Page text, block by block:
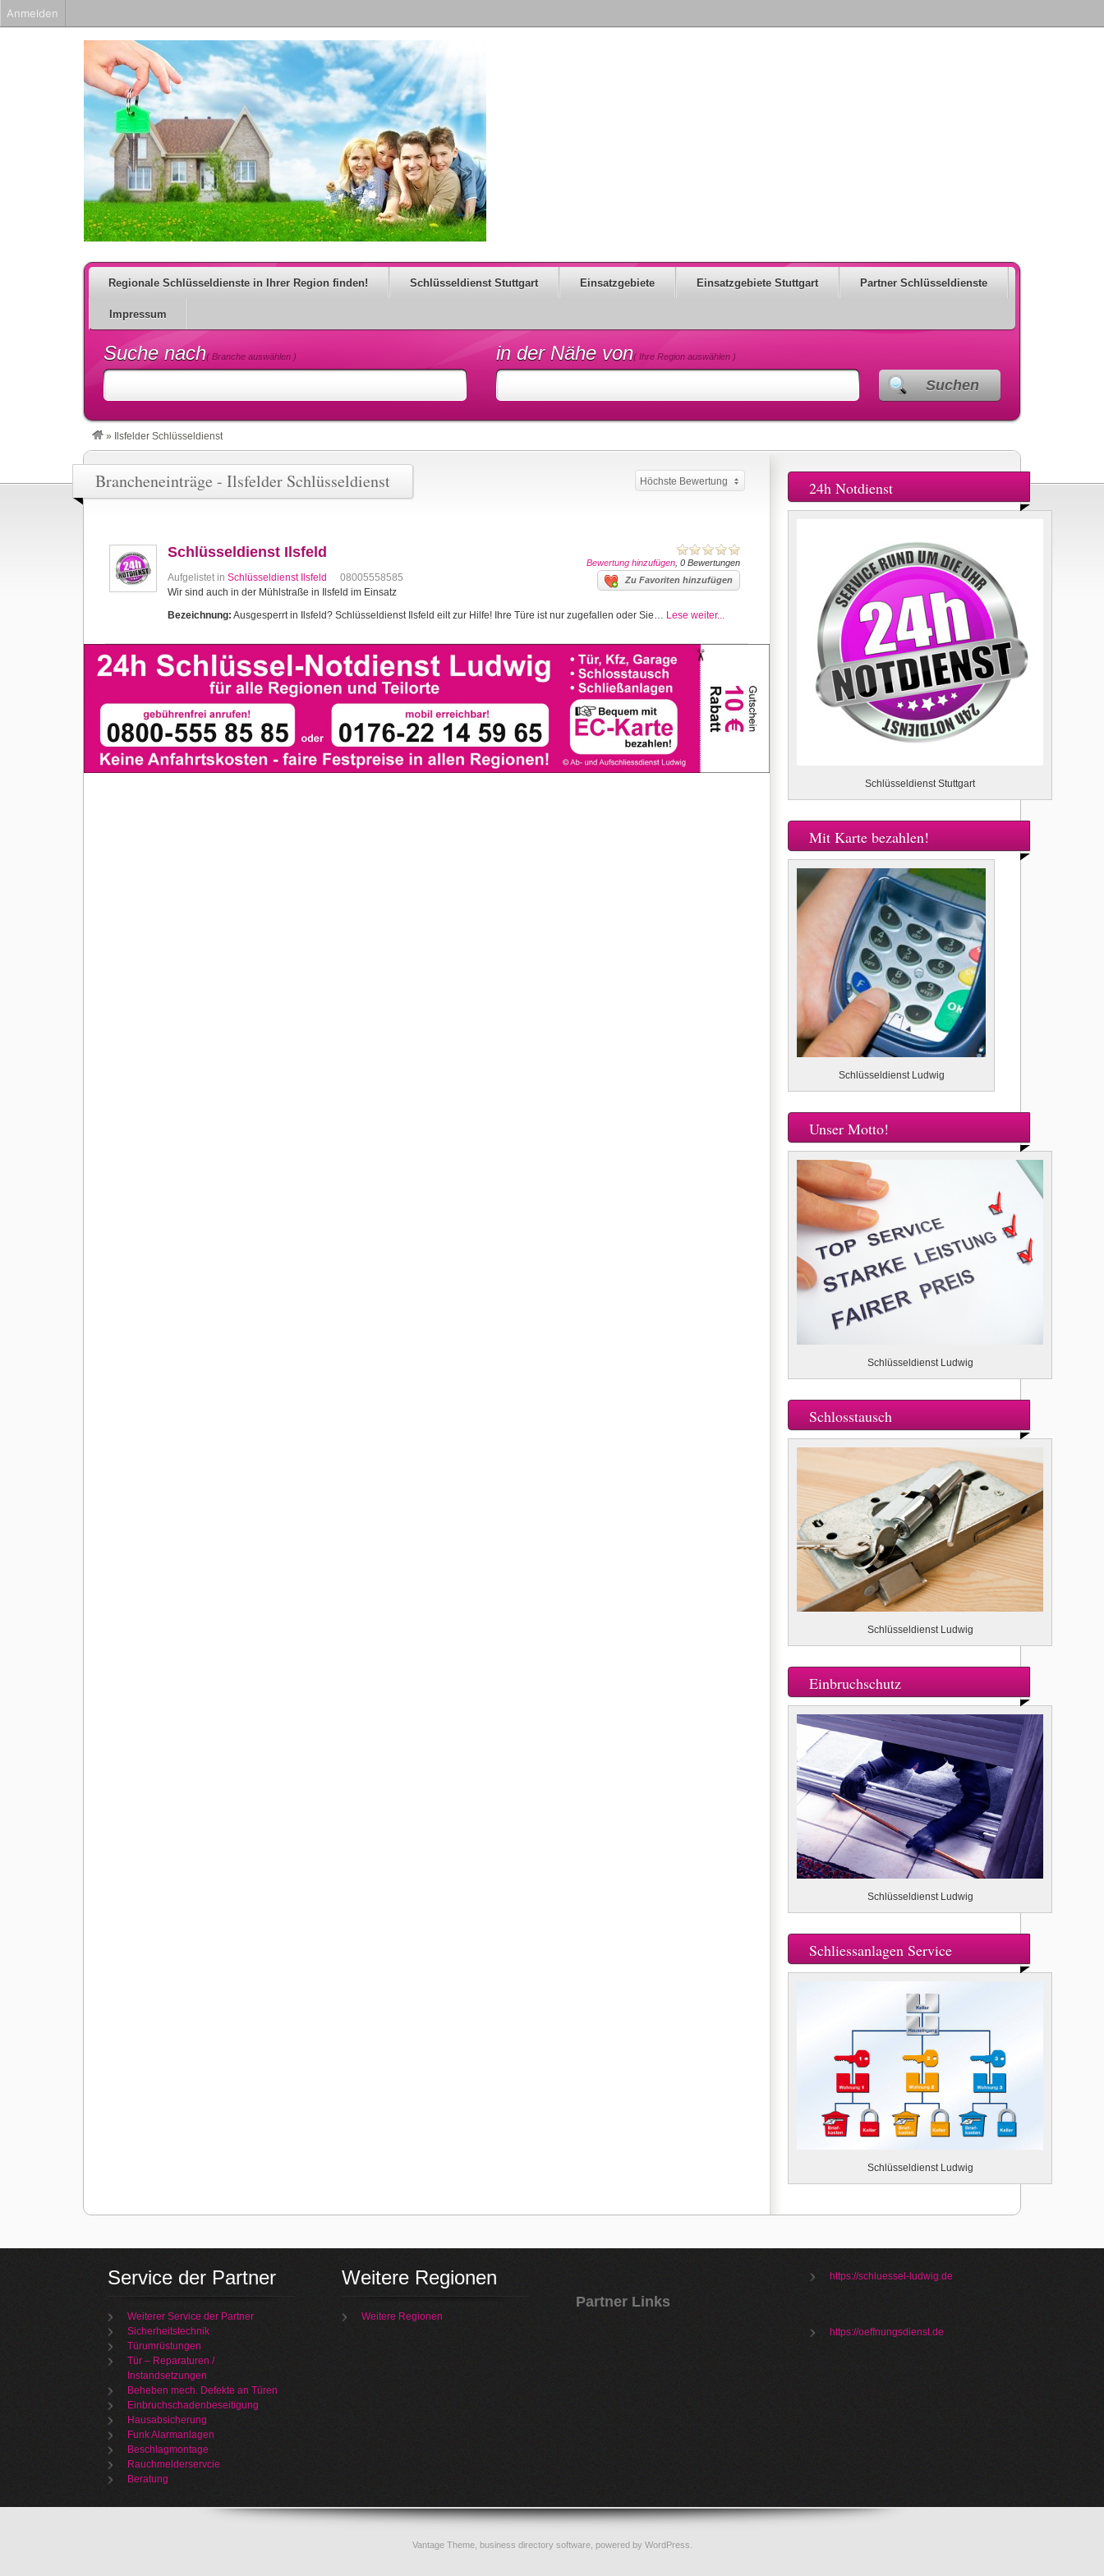
Regionale Schlüsseldienste in Ihrer Region finden! Schlüsseldienst Stuttgart Einsatzgebiete Einsatzgebiete Stuttgart Partner Schlüsseldienste
Impressum
Suche nach( Branche auswählen ) in der Nähe von( Ihre Region auswählen )
Suchen
» Ilsfelder Schlüsseldienst
Brancheneinträge - Ilsfelder Schlüsseldienst Höchste Bewertung
Bewertung hinzufügen , 0 Bewertungen
Schlüsseldienst Ilsfeld
Aufgelistet in Schlüsseldienst Ilsfeld Zu Favoriten hinzufügen
08005558585
Wir sind auch in der Mühlstraße in Ilsfeld im Einsatz
Bezeichnung: Ausgesperrt in Ilsfeld? Schlüsseldienst Ilsfeld eilt zur Hilfe! Ihre Türe ist nur zugefallen oder Sie… Lese weiter...
24h Notdienst
Schlüsseldienst Stuttgart
Mit Karte bezahlen!
Schlüsseldienst Ludwig
Unser Motto!
Schlüsseldienst Ludwig
Schlosstausch
Schlüsseldienst Ludwig
Einbruchschutz
Schlüsseldienst Ludwig
Schliessanlagen Service
Schlüsseldienst Ludwig
Service der Partner
Weiterer Service der Partner
Sicherheitstechnik
Türumrüstungen
Tür – Reparaturen /
Instandsetzungen
Beheben mech. Defekte an Türen
Einbruchschadenbeseitigung
Hausabsicherung
Funk Alarmanlagen
Beschlagmontage
Rauchmelderservcie
Beratung
Weitere Regionen
Weitere Regionen
Partner Links
https://schluessel-ludwig.de
https://oeffnungsdienst.de
Vantage Theme, business directory software, powered by WordPress
Anmelden